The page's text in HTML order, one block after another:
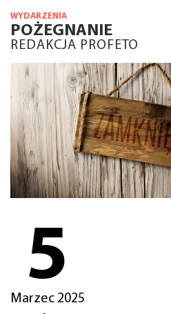
WYDARZENIA
POŻEGNANIE
REDAKCJA PROFETO
5
Marzec 2025